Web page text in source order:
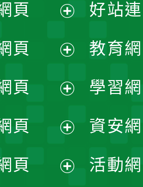
開
選
單
頁
開
選
單
頁
開
選
單
頁
開
選
頁
開
頁
好站
教育
學習
資安
活動